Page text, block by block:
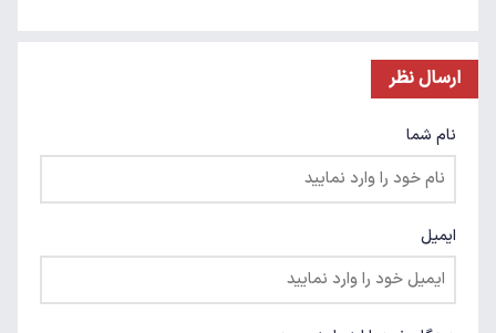
ارسال نظر
نام شما
ایمیل